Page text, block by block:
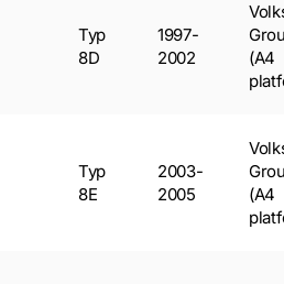
Typ
8D
1997-
2002
(A4
Typ
8E
2003-
2005
(A4